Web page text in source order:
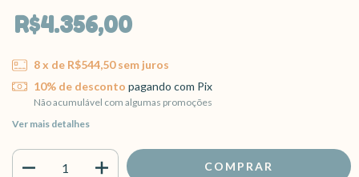
R$4.356,00
8x de R$544,50 sem juros
10% de desconto pagando com Pix
Não acumulável com algumas promoções
Ver mais detalhes